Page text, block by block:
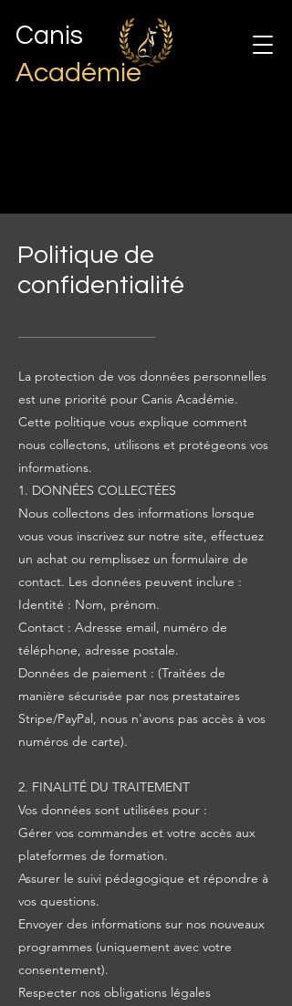
Canis
Académie
Politique de
confidentialité
La protection de vos données personnelles
est une priorité pour Canis Académie.
Cette politique vous explique comment
nous collectons, utilisons et protégeons vos
informations.
1. DONNÉES COLLECTÉES
Nous collectons des informations lorsque
vous vous inscrivez sur notre site, effectuez
un achat ou remplissez un formulaire de
contact. Les données peuvent inclure :
Identité : Nom, prénom.
Contact : Adresse email, numéro de
téléphone, adresse postale.
Données de paiement : (Traitées de
manière sécurisée par nos prestataires
Stripe/PayPal, nous n'avons pas accès à vos
numéros de carte).
2. FINALITÉ DU TRAITEMENT
Vos données sont utilisées pour :
Gérer vos commandes et votre accès aux
plateformes de formation.
Assurer le suivi pédagogique et répondre à
vos questions.
Envoyer des informations sur nos nouveaux
programmes (uniquement avec votre
consentement).
Respecter nos obligations légales